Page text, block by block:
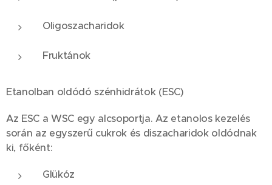
Oligoszacharidok
Fruktánok
Etanolban oldódó szénhidrátok (ESC)
Az ESC a WSC egy alcsoportja. Az etanolos kezelés
során az egyszerű cukrok és diszacharidok oldódnak
ki, főként:
Glükóz